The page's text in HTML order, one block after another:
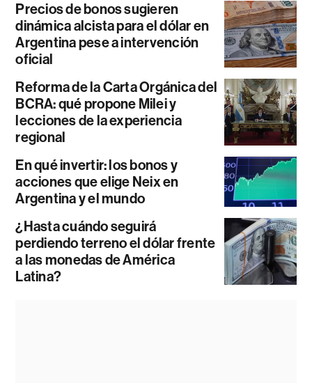
Precios de bonos sugieren
dinámica alcista para el dólar en
Argentina pese a intervención
oficial
Reforma de la Carta Orgánica del
BCRA: qué propone Milei y
lecciones de la experiencia
regional
En qué invertir: los bonos y
acciones que elige Neix en
Argentina y el mundo
¿Hasta cuándo seguirá
perdiendo terreno el dólar frente
a las monedas de América
Latina?